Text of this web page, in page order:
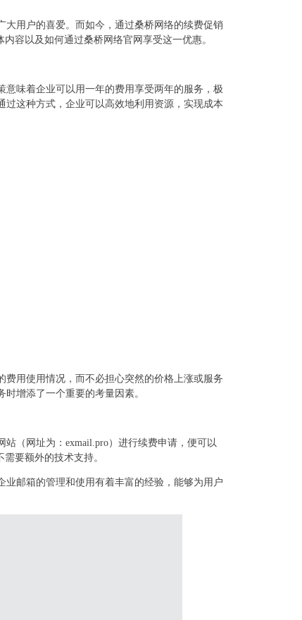
用户的喜爱。而如今，通过桑桥网络的续费促销
容以及如何通过桑桥网络官网享受这一优惠。
味着企业可以用一年的费用享受两年的服务，极
这种方式，企业可以高效地利用资源，实现成本
用使用情况，而不必担心突然的价格上涨或服务
增添了一个重要的考量因素。
（网址为：exmail.pro）进行续费申请，便可以
要额外的技术支持。
邮箱的管理和使用有着丰富的经验，能够为用户